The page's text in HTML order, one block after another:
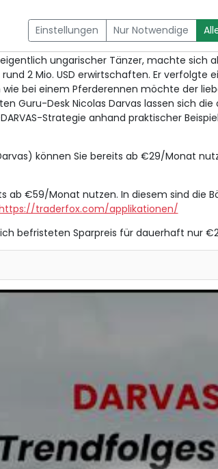
ungarischer Tänzer, machte sich
2 Mio. USD erwirtschaften. Er
bei einem Pferderennen möchte der
Guru-Desk Nicolas Darvas lassen sich
Strategie anhand praktischer
können Sie bereits ab €29/Monat
ab €59/Monat nutzen. In diesem sind die
traderfox.com/applikationen/
befristeten Sparpreis für dauerhaft nur
Einstellungen Nur Notwendige